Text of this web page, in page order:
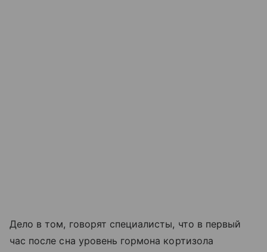
Дело в том, говорят специалисты, что в первый
час после сна уровень гормона кортизола